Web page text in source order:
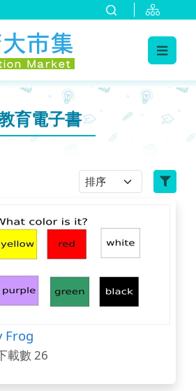
育電子書
Frog
載數 26